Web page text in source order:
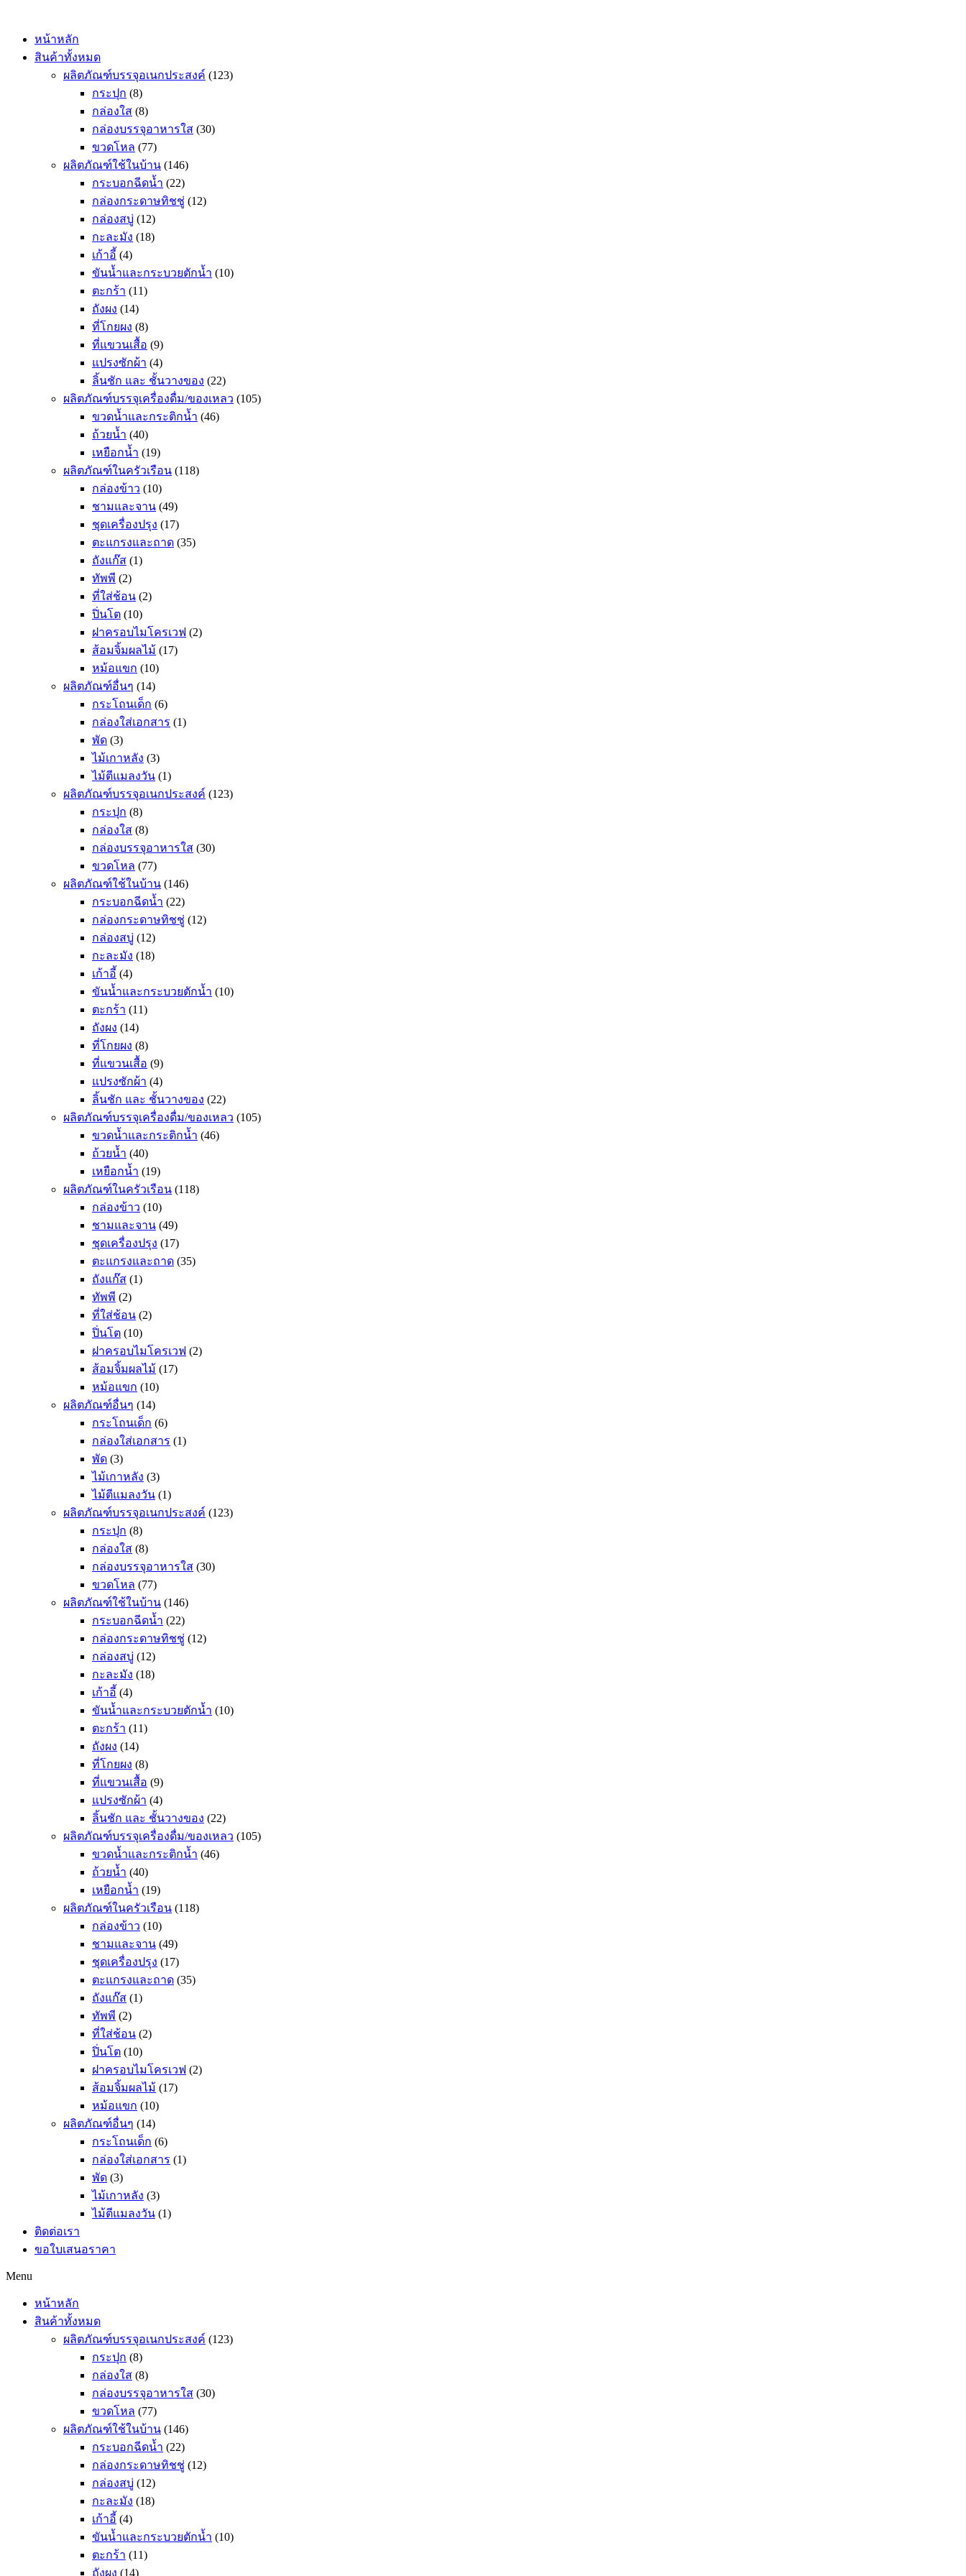
contentหน้าหลัก
สินค้าทั้งหมด
ผลิตภัณฑ์บรรจุอเนกประสงค์ (123)
กระปุก (8)
กล่องใส (8)
กล่องบรรจุอาหารใส (30)
ขวดโหล (77)
ผลิตภัณฑ์ใช้ในบ้าน (146)
กระบอกฉีดน้ำ (22)
กล่องกระดาษทิชชู่ (12)
กล่องสบู่ (12)
กะละมัง (18)
เก้าอี้ (4)
ขันน้ำและกระบวยตักน้ำ (10)
ตะกร้า (11)
ถังผง (14)
ที่โกยผง (8)
ที่แขวนเสื้อ (9)
แปรงซักผ้า (4)
ลิ้นชัก และ ชั้นวางของ (22)
ผลิตภัณฑ์บรรจุเครื่องดื่ม/ของเหลว (105)
ขวดน้ำและกระติกน้ำ (46)
ถ้วยน้ำ (40)
เหยือกน้ำ (19)
ผลิตภัณฑ์ในครัวเรือน (118)
กล่องข้าว (10)
ชามและจาน (49)
ชุดเครื่องปรุง (17)
ตะแกรงและถาด (35)
ถังแก๊ส (1)
ทัพพี (2)
ที่ใส่ช้อน (2)
ปิ่นโต (10)
ฝาครอบไมโครเวฟ (2)
ส้อมจิ้มผลไม้ (17)
หม้อแขก (10)
ผลิตภัณฑ์อื่นๆ (14)
กระโถนเด็ก (6)
กล่องใส่เอกสาร (1)
พัด (3)
ไม้เกาหลัง (3)
ไม้ตีแมลงวัน (1)
ผลิตภัณฑ์บรรจุอเนกประสงค์ (123)
กระปุก (8)
กล่องใส (8)
กล่องบรรจุอาหารใส (30)
ขวดโหล (77)
ผลิตภัณฑ์ใช้ในบ้าน (146)
กระบอกฉีดน้ำ (22)
กล่องกระดาษทิชชู่ (12)
กล่องสบู่ (12)
กะละมัง (18)
เก้าอี้ (4)
ขันน้ำและกระบวยตักน้ำ (10)
ตะกร้า (11)
ถังผง (14)
ที่โกยผง (8)
ที่แขวนเสื้อ (9)
แปรงซักผ้า (4)
ลิ้นชัก และ ชั้นวางของ (22)
ผลิตภัณฑ์บรรจุเครื่องดื่ม/ของเหลว (105)
ขวดน้ำและกระติกน้ำ (46)
ถ้วยน้ำ (40)
เหยือกน้ำ (19)
ผลิตภัณฑ์ในครัวเรือน (118)
กล่องข้าว (10)
ชามและจาน (49)
ชุดเครื่องปรุง (17)
ตะแกรงและถาด (35)
ถังแก๊ส (1)
ทัพพี (2)
ที่ใส่ช้อน (2)
ปิ่นโต (10)
ฝาครอบไมโครเวฟ (2)
ส้อมจิ้มผลไม้ (17)
หม้อแขก (10)
ผลิตภัณฑ์อื่นๆ (14)
กระโถนเด็ก (6)
กล่องใส่เอกสาร (1)
พัด (3)
ไม้เกาหลัง (3)
ไม้ตีแมลงวัน (1)
ผลิตภัณฑ์บรรจุอเนกประสงค์ (123)
กระปุก (8)
กล่องใส (8)
กล่องบรรจุอาหารใส (30)
ขวดโหล (77)
ผลิตภัณฑ์ใช้ในบ้าน (146)
กระบอกฉีดน้ำ (22)
กล่องกระดาษทิชชู่ (12)
กล่องสบู่ (12)
กะละมัง (18)
เก้าอี้ (4)
ขันน้ำและกระบวยตักน้ำ (10)
ตะกร้า (11)
ถังผง (14)
ที่โกยผง (8)
ที่แขวนเสื้อ (9)
แปรงซักผ้า (4)
ลิ้นชัก และ ชั้นวางของ (22)
ผลิตภัณฑ์บรรจุเครื่องดื่ม/ของเหลว (105)
ขวดน้ำและกระติกน้ำ (46)
ถ้วยน้ำ (40)
เหยือกน้ำ (19)
ผลิตภัณฑ์ในครัวเรือน (118)
กล่องข้าว (10)
ชามและจาน (49)
ชุดเครื่องปรุง (17)
ตะแกรงและถาด (35)
ถังแก๊ส (1)
ทัพพี (2)
ที่ใส่ช้อน (2)
ปิ่นโต (10)
ฝาครอบไมโครเวฟ (2)
ส้อมจิ้มผลไม้ (17)
หม้อแขก (10)
ผลิตภัณฑ์อื่นๆ (14)
กระโถนเด็ก (6)
กล่องใส่เอกสาร (1)
พัด (3)
ไม้เกาหลัง (3)
ไม้ตีแมลงวัน (1)
ติดต่อเรา
ขอใบเสนอราคา
Menu
หน้าหลัก
สินค้าทั้งหมด
ผลิตภัณฑ์บรรจุอเนกประสงค์ (123)
กระปุก (8)
กล่องใส (8)
กล่องบรรจุอาหารใส (30)
ขวดโหล (77)
ผลิตภัณฑ์ใช้ในบ้าน (146)
กระบอกฉีดน้ำ (22)
กล่องกระดาษทิชชู่ (12)
กล่องสบู่ (12)
กะละมัง (18)
เก้าอี้ (4)
ขันน้ำและกระบวยตักน้ำ (10)
ตะกร้า (11)
ถังผง (14)